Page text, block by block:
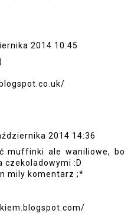
2014 10:45
2014 14:36
muffinki ale waniliowe, bo
czekoladowymi :D
mily komentarz ;*